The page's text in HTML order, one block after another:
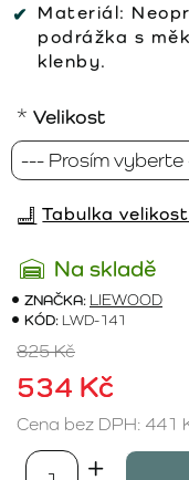
Materiál:
podrážka s
klenby.
Na skladě
ZNAČKA: LIEWOOD
KÓD: LWD-141
534 Kč
825 Kč
Cena bez DPH: 441
Velikost
Tabulka